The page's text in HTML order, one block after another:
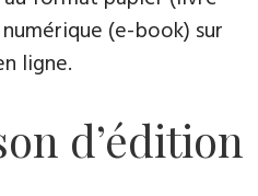
(e-book) sur
ligne.
d’édition